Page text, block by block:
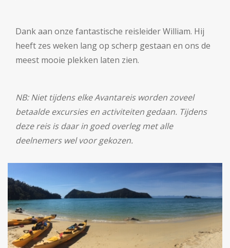
Dank aan onze fantastische reisleider William. Hij
heeft zes weken lang op scherp gestaan en ons de
meest mooie plekken laten zien.
NB: Niet tijdens elke Avantareis worden zoveel
betaalde excursies en activiteiten gedaan. Tijdens
deze reis is daar in goed overleg met alle
deelnemers wel voor gekozen.